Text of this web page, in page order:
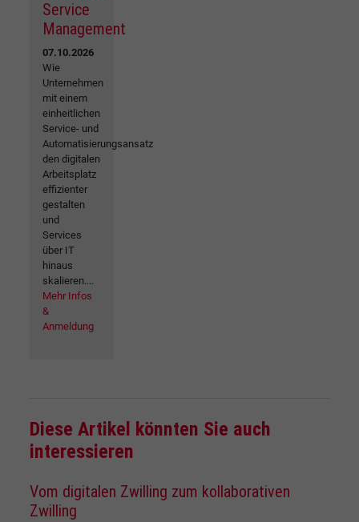
Service
Management
07.10.2026
Wie
Unternehmen
mit einem
einheitlichen
Service- und
Automatisierungsansatz
den digitalen
Arbeitsplatz
effizienter
gestalten
und
Services
über IT
hinaus
skalieren....
Mehr Infos
&
Anmeldung
Diese Artikel könnten Sie auch
interessieren
Vom digitalen Zwilling zum kollaborativen
Zwilling